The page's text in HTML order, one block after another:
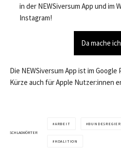
in der NEWSiversum App und im
Instagram!
Da mache
Die NEWSiversum App ist im
Kürze auch für Apple Nutzer:innen
SCHLAGWÖRTER
ARBEIT
KOALITION